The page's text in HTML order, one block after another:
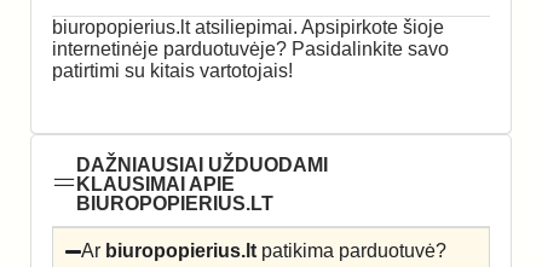
biuropopierius.lt atsiliepimai. Apsipirkote šioje
internetinėje parduotuvėje? Pasidalinkite savo
patirtimi su kitais vartotojais!
DAŽNIAUSIAI UŽDUODAMI
KLAUSIMAI APIE
BIUROPOPIERIUS.LT
Ar biuropopierius.lt patikima parduotuvė?